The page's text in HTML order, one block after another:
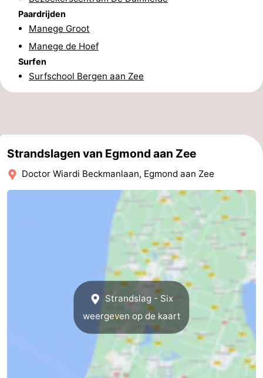
aan
Zee
Natuur
Zuid-
Kennermerland
Amsterdam
Haarlem
Zandvoort
Zuid-
Leiden
Bollenstreek
-
Natuur
-
Paardrijden
Manege Groot
Manege de Hoef
Surfen
Surfschool Bergen aan Zee
Strandslagen van Egmond aan Zee
Doctor Wiardi Beckmanlaan, Egmond aan Zee
Strandslag - Six
weergeven op de kaart